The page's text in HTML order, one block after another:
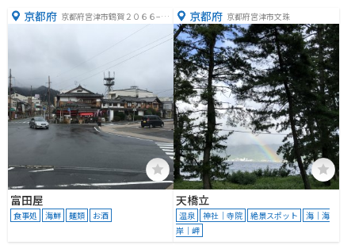
京都府 京都府宮津市鶴賀２０６６−５
富田屋
食事処 海鮮 麺類 お酒
京都府 京都府宮津市文珠
天橋立
温泉 神社｜寺院 絶景スポット
海｜海
岸｜岬